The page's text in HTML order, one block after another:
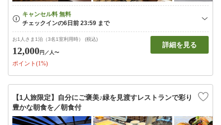
お1人さま1泊（3名1室利用時） (税込)
12,000円 ／人〜
ポイント(1%)
詳細を見る
【1人旅限定】自分にご褒美♪緑を見渡すレストランで彩り
豊かな朝食を／朝食付